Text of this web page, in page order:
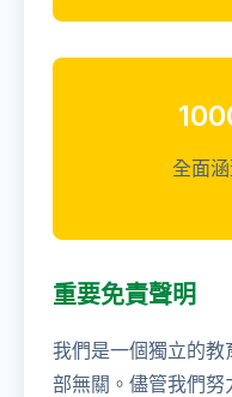
全面
重要免責聲明
我們是一個獨立的
部無關。儘管我們